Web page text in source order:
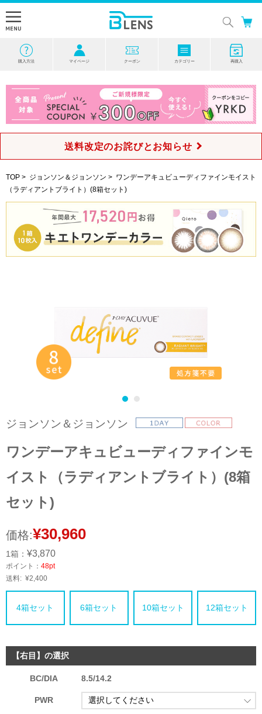
購入方法 マイページ クーポン カテゴリー 再購入
送料改定のお詫びとお知らせ
TOP > ジョンソン＆ジョンソン > ワンデーアキュビューディファインモイスト
（ラディアントブライト）(8箱セット)
ジョンソン＆ジョンソン
ワンデーアキュビューディファインモ
イスト（ラディアントブライト）(8箱
セット)
価格:¥30,960
1箱： ¥3,870
ポイント： 48pt
送料: ¥2,400
4箱セット 6箱セット 10箱セット 12箱セット
【右目】の選択
BC/DIA 8.5/14.2
PWR